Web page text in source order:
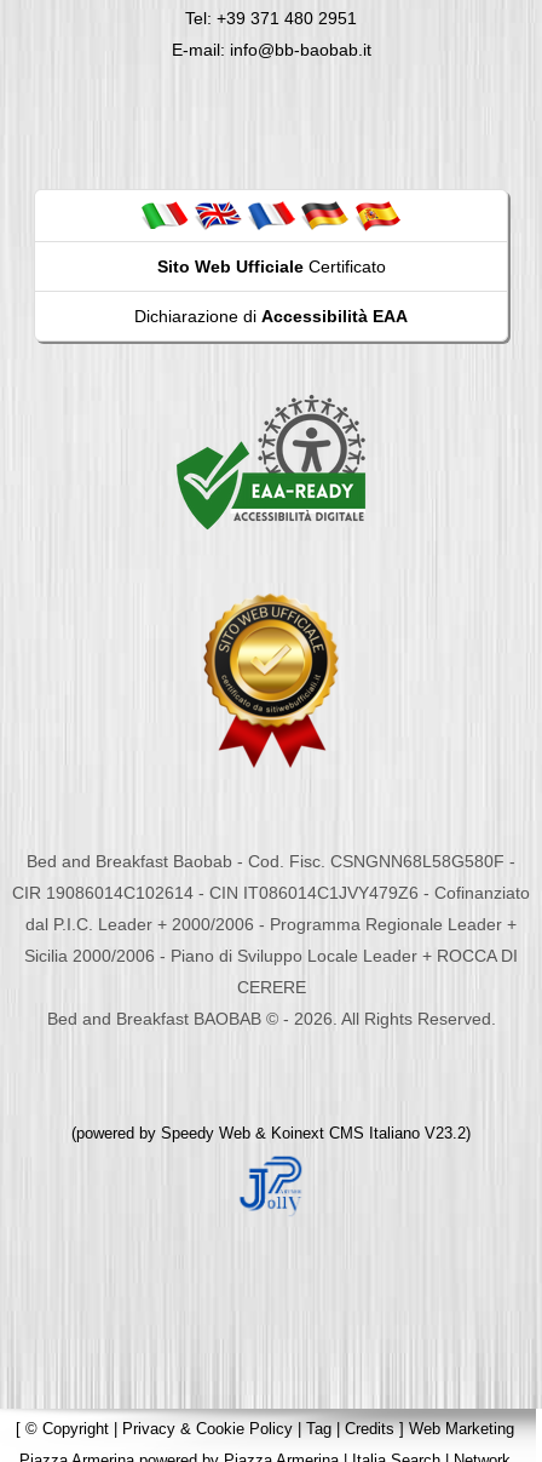
Tel: +39 371 480 2951
E-mail: info@bb-baobab.it
Sito Web UfficialeCertificato
Dichiarazione di Accessibilità EAA
Bed and Breakfast Baobab - Cod. Fisc. CSNGNN68L58G580F -
CIR 19086014C102614 - CIN IT086014C1JVY479Z6 - Cofinanziato
dal P.I.C. Leader + 2000/2006 - Programma Regionale Leader +
Sicilia 2000/2006 - Piano di Sviluppo Locale Leader + ROCCA DI
CERERE
Bed and Breakfast BAOBAB © - 2026. All Rights Reserved.
(powered by Speedy Web & Koinext CMS Italiano V23.2)
[ © Copyright | Privacy & Cookie Policy | Tag|Credits]Web Marketing